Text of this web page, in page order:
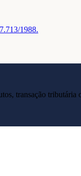
1988.
transação tributária